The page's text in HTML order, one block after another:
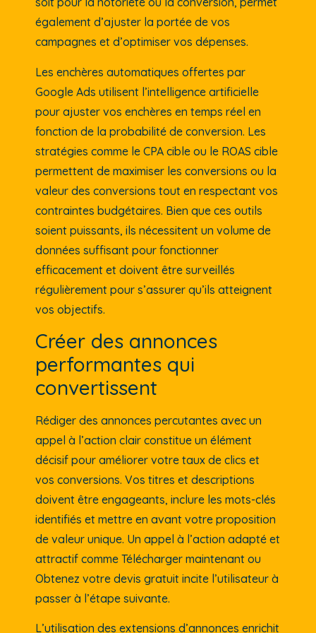
également d’ajuster la portée de vos
campagnes et d’optimiser vos dépenses.
Les enchères automatiques offertes par
Google Ads utilisent l’intelligence artificielle
pour ajuster vos enchères en temps réel en
fonction de la probabilité de conversion. Les
stratégies comme le CPA cible ou le ROAS cible
permettent de maximiser les conversions ou la
valeur des conversions tout en respectant vos
contraintes budgétaires. Bien que ces outils
soient puissants, ils nécessitent un volume de
données suffisant pour fonctionner
efficacement et doivent être surveillés
régulièrement pour s’assurer qu’ils atteignent
vos objectifs.
Créer des annonces
performantes qui
convertissent
Rédiger des annonces percutantes avec un
appel à l’action clair constitue un élément
décisif pour améliorer votre taux de clics et
vos conversions. Vos titres et descriptions
doivent être engageants, inclure les mots-clés
identifiés et mettre en avant votre proposition
de valeur unique. Un appel à l’action adapté et
attractif comme Télécharger maintenant ou
Obtenez votre devis gratuit incite l’utilisateur à
passer à l’étape suivante.
L’utilisation des extensions d’annonces enrichit